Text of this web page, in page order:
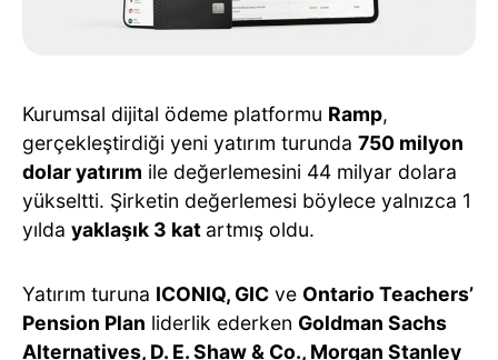
Kurumsal dijital ödeme platformu Ramp,
gerçekleştirdiği yeni yatırım turunda 750 milyon
dolar yatırım ile değerlemesini 44 milyar dolara
yükseltti. Şirketin değerlemesi böylece yalnızca 1
yılda yaklaşık 3 kat artmış oldu.
Yatırım turuna ICONIQ, GIC ve Ontario Teachers’
Pension Plan liderlik ederken Goldman Sachs
Alternatives, D. E. Shaw & Co., Morgan Stanley